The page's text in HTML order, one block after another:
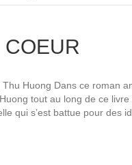
Huong Dans ce roman
tout au long de ce
qui s’est battue pour des